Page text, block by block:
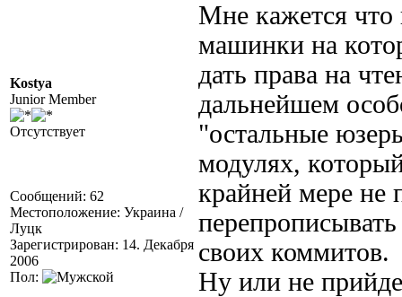
Kostya
Junior Member
Отсутствует
Сообщений: 62
Местоположение: Украина /
Луцк
Зарегистрирован: 14. Декабря
2006
Пол:
Мне кажется
машинки на
дать права на
дальнейшем
"остальные
модулях,
крайней мере не
своих коммитов.
Ну или не